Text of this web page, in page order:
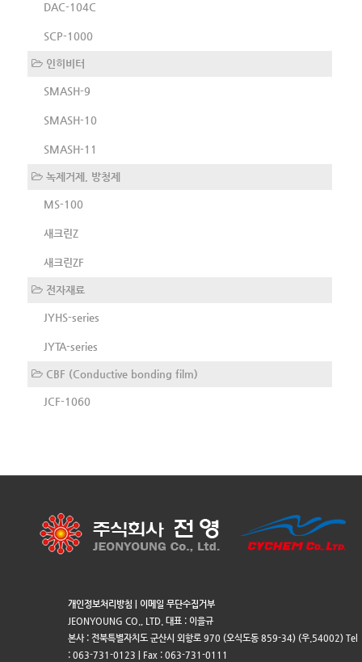
DAC-104C
SCP-1000
인히비터
SMASH-9
SMASH-10
SMASH-11
녹제거제, 방청제
MS-100
새크린Z
새크린ZF
전자재료
JYHS-series
JYTA-series
CBF (Conductive bonding film)
JCF-1060
개인정보처리방침
이메일 무단수집거부
JEONYOUNG CO., LTD. 대표 : 이을규
본사 : 전북특별자치도 군산시 외항로 970 (오식도동 859-34) (우.54002) Tel
: 063-731-0123 | Fax : 063-731-0111